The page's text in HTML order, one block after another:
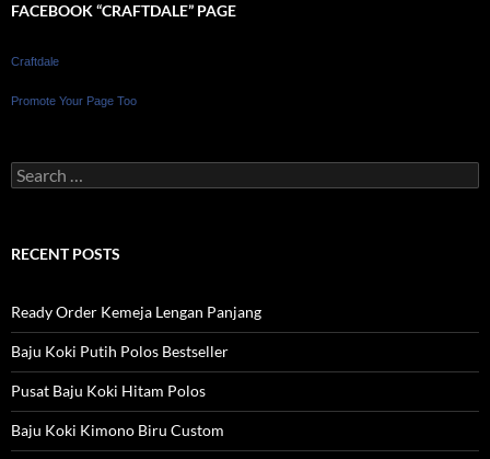
FACEBOOK “CRAFTDALE” PAGE
Craftdale
Promote Your Page Too
Search
for:
RECENT POSTS
Ready Order Kemeja Lengan Panjang
Baju Koki Putih Polos Bestseller
Pusat Baju Koki Hitam Polos
Baju Koki Kimono Biru Custom